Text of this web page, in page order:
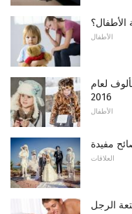
الأطفال
لعام
2016
الأطفال
مفيدة
العلاقات
الرجل